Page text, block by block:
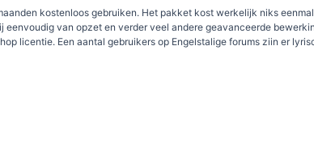
kostenloos gebruiken. Het pakket kost werkelijk niks
eenvoudig van opzet en verder veel andere geavanceerde
licentie. Een aantal gebruikers op Engelstalige forums ziin er